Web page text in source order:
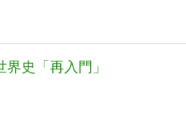
史「再入門」